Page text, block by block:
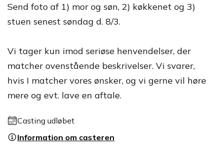
Send foto af 1) mor og søn, 2) køkkenet og 3)
stuen senest søndag d. 8/3.
Vi tager kun imod seriøse henvendelser, der
matcher ovenstående beskrivelser. Vi svarer,
hvis I matcher vores ønsker, og vi gerne vil høre
mere og evt. lave en aftale.
Casting udløbet
Information om casteren